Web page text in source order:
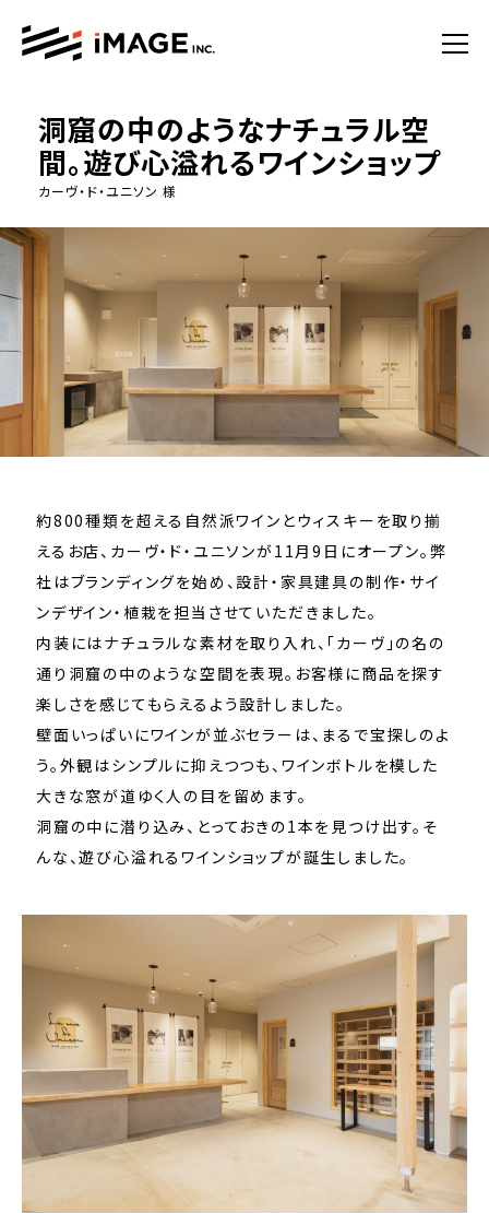
洞窟の中のようなナチュラル空
間。遊び心溢れるワインショップ
カーヴ・ド・ユニソン 様
約800種類を超える自然派ワインとウィスキーを取り揃
えるお店、カーヴ・ド・ユニソンが11月9日にオープン。弊
社はブランディングを始め、設計・家具建具の制作・サイ
ンデザイン・植栽を担当させていただきました。
内装にはナチュラルな素材を取り入れ、「カーヴ」の名の
通り洞窟の中のような空間を表現。お客様に商品を探す
楽しさを感じてもらえるよう設計しました。
壁面いっぱいにワインが並ぶセラーは、まるで宝探しのよ
う。外観はシンプルに抑えつつも、ワインボトルを模した
大きな窓が道ゆく人の目を留めます。
洞窟の中に潜り込み、とっておきの1本を見つけ出す。そ
んな、遊び心溢れるワインショップが誕生しました。